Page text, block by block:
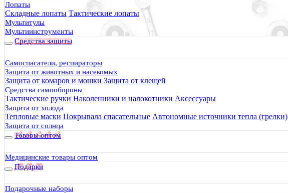
Лопаты
Складные лопаты Тактические лопаты
Мультитулы
Мультиинструменты
Средства защиты
Самоспасатели, респираторы
Защита от животных и насекомых
Защита от комаров и мошки Защита от клещей
Средства самообороны
Тактические ручки Наколенники и налокотники Аксессуары
Защита от холода
Тепловые маски Покрывала спасательные Автономные источники тепла (грелки)
Защита от солнца
Товары оптом
Медицинские товары оптом
Подарки
Подарочные наборы